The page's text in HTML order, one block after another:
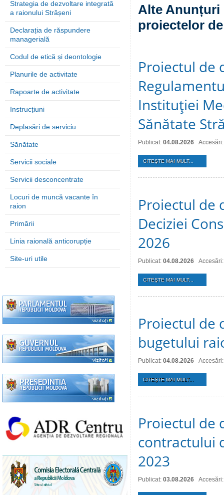
Strategia de dezvoltare integrată
a raionului Strășeni
Declarația de răspundere
managerială
Codul de etică și deontologie
Planurile de activitate
Rapoarte de activitate
Instrucțiuni
Deplasări de serviciu
Sănătate
Servicii sociale
Servicii desconcentrate
Locuri de muncă vacante în
raion
Primării
Linia raională anticorupție
Site-uri utile
Alte Anunțuri
proiectelor
Proiectul de
Instituţiei
Sănătate
Publicat: 04.08.2026
CITEŞTE MAI MULT...
Proiectul de
Deciziei
2026
Publicat: 04.08.2026
CITEŞTE MAI MULT...
Proiectul de
bugetului
Publicat: 04.08.2026
CITEŞTE MAI MULT...
Proiectul de
contractului
2023
Publicat: 03.08.2026